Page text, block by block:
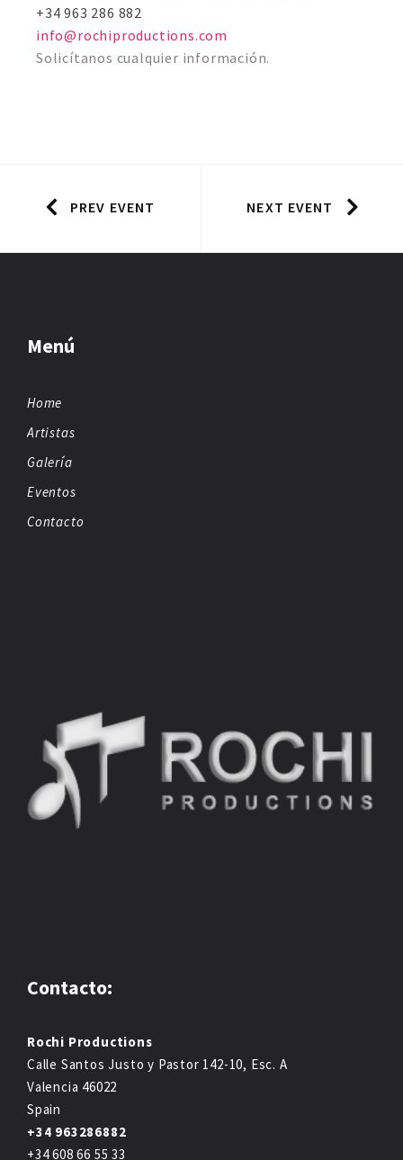
+34 ‭963 286 882‬
info@rochiproductions.com
Solicítanos cualquier información.
PREV EVENT NEXT EVENT
Menú
Home
Artistas
Galería
Eventos
Contacto
Contacto:
Rochi Productions
Calle Santos Justo y Pastor 142-10, Esc. A
Valencia 46022
Spain
+34 963286882
+34 608 66 55 33